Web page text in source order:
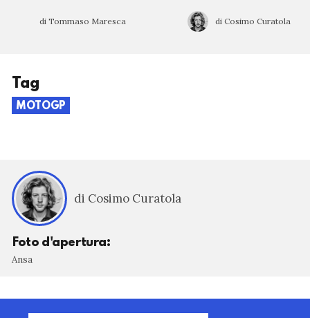
di Tommaso Maresca di Cosimo Curatola
Tag
MOTOGP
di Cosimo Curatola
Foto d'apertura:
Ansa